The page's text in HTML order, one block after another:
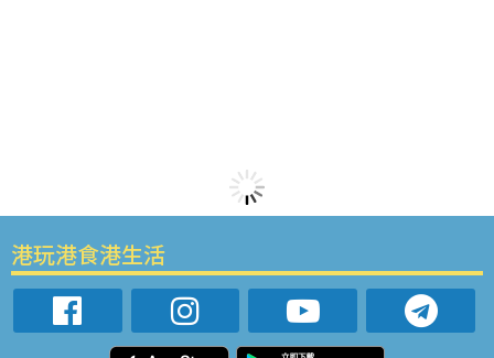
港玩港食港生活